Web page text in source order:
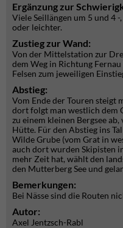
Ergänzung zur
Viele Seillängen um 5 und 4
oder leichter.
Zustieg zur Wand:
Von der Mittelstation zur
dem Weg in Richtung
Felsen zum jeweiligen
Abstieg:
Vom Ende der Touren steigt
dort folgt man westlich dem
zu einem kleinen Bergsee
Hütte. Für den Abstieg ins
Wilde Grube (vom Grat in
auch dort wurden Skipisten
mehr Zeit hat, wählt den
den Mutterberg See und
Bemerkungen:
Bei Nässe sind die Routen
Autor:
Axel Jentzsch-Rabl